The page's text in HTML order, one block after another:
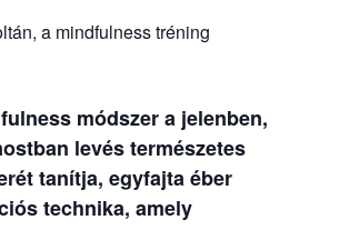
a mindfulness tréning
módszer a jelenben,
levés természetes
tanítja, egyfajta éber
technika, amely